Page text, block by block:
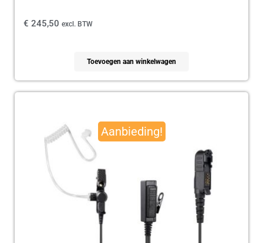
€ 245,50 excl. BTW
Toevoegen aan winkelwagen
Aanbieding!
was:
€ 35,87.
is:
€ 29,99.